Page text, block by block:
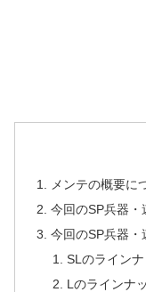
メンテの概要に
今回のSP兵器・
今回のSP兵器・
SLのライン
Lのラインナ